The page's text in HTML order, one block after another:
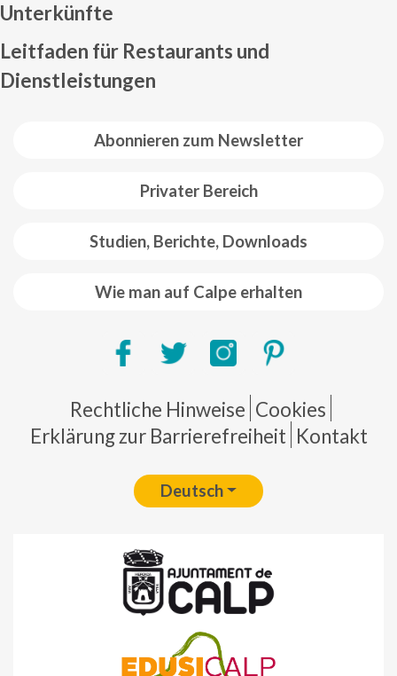
Abonnieren zum Newsletter
Privater Bereich
Studien, Berichte, Downloads
Wie man auf Calpe erhalten
Unterkünfte
Leitfaden für Restaurants und
Dienstleistungen
Pie de página
Rechtliche Hinweise Cookies
Erklärung zur Barrierefreiheit Kontakt
Deutsch